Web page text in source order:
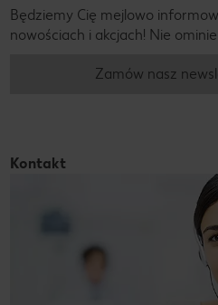
Będziemy Cię mejlowo
nowościach i akcjach! Nie
Zamów nasz
Kontakt